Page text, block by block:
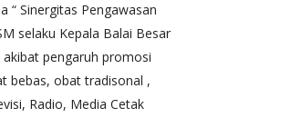
“ Sinergitas Pengawasan
selaku Kepala Balai Besar
pengaruh promosi
bebas, obat tradisonal ,
Radio, Media Cetak